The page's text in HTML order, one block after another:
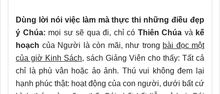
Dùng lời nói việc làm mà thực thi những điều đẹp
ý Chúa: mọi sự sẽ qua đi, chỉ có Thiên Chúa và kế
hoạch của Người là còn mãi, như trong bài đọc một
của giờ Kinh Sách, sách Giảng Viên cho thấy: Tất cả
chỉ là phù vân hoặc ảo ảnh. Thú vui không đem lại
hạnh phúc thật: hoạt động của con người, dưới bất cứ